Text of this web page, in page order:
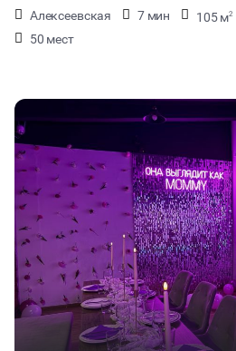
Алексеевская 7 мин 105 м2
50 мест